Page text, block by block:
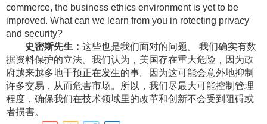
commerce, the business ethics environment is yet to be
improved. What can we learn from you in rotecting privacy
and security?
史密斯先生： 这些也是我们面对的问题。 我们确实有数
据资料保护的立法。我们认为，美国存在重大危险，因为政
府越来越多地干预正在发生的事。因为这可能会意外地抑制
许多交易，从而危害市场。所以，我们尽最大可能控制管理
程度，确保我们在技术领域里的改革和创新不会受到阻碍或
者损害。